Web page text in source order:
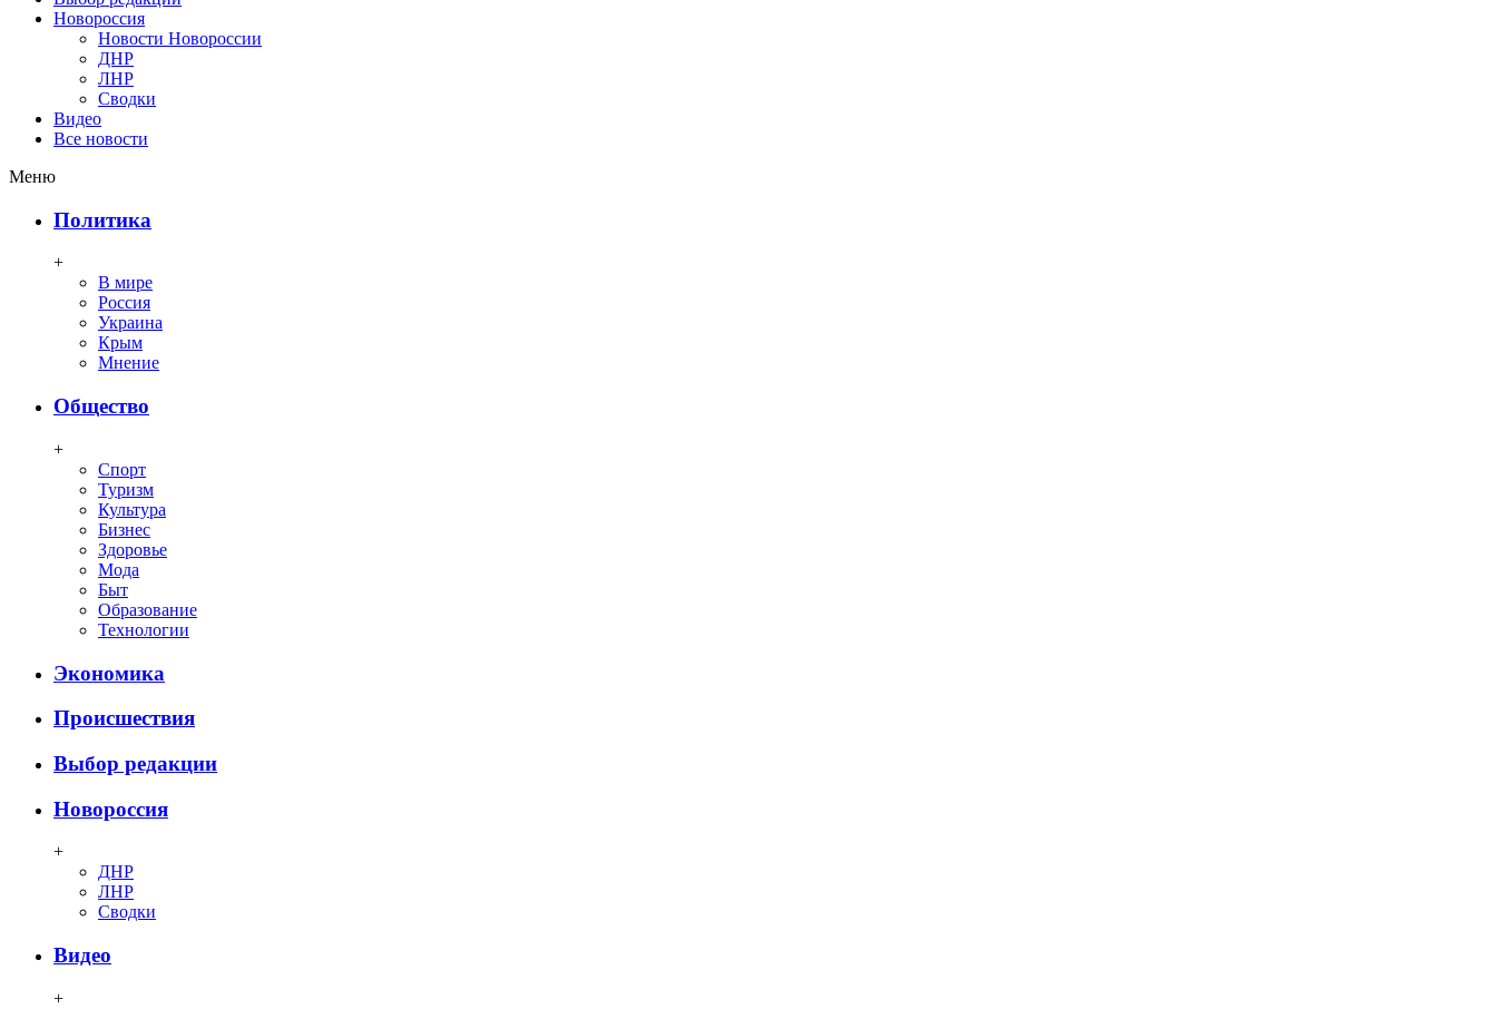
Новороссия
Новости Новороссии
ДНР
ЛНР
Сводки
Видео
Все новости
Меню
Политика
+
В мире
Россия
Украина
Крым
Мнение
Общество
+
Спорт
Туризм
Культура
Бизнес
Здоровье
Мода
Быт
Образование
Технологии
Экономика
Происшествия
Выбор редакции
Новороссия
+
ДНР
ЛНР
Сводки
Видео
+